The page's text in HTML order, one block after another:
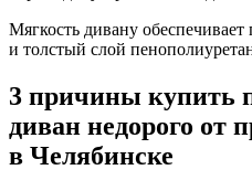
Мягкость дивану
и толстый слой
3 причины купить
диван недорого от
в Челябинске